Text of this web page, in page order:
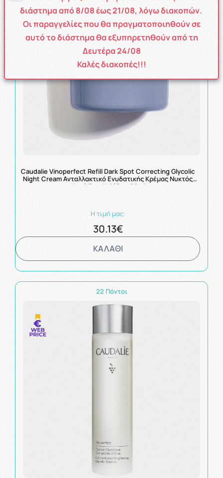
Caudalie Vinoperfect Refill Dark Spot Correcting Glycolic
Night Cream Ανταλλακτικό Ενυδατικής Κρέμας Νυκτός
Kατά Tων Κηλίδων 50ml
Η τιμή μας:
30.13€
ΚΑΛΑΘΙ
22 Πόντοι
διάστημα από8/08έως21/08, λόγω διακοπών.
Οι παραγγελίες που θα πραγματοποιηθούν σε
αυτό το διάστημα θα εξυπηρετηθούν από τη
Δευτέρα 24/08
Καλές διακοπές!!!